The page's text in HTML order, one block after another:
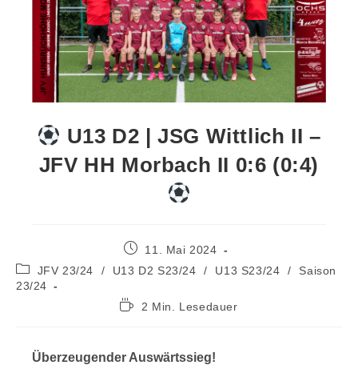
U13 D2 | JSG Wittlich II –
JFV HH Morbach II 0:6 (0:4)
11. Mai 2024
JFV 23/24
/ U13 D2 S23/24 / U13 S23/24 /
Saison
23/24
2 Min. Lesedauer
Überzeugender Auswärtssieg!